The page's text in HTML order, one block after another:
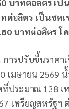
บาทต่อลิตร เป็
ต่อลิตร เป็นชด
บาทต่อลิตร
การปรับขึ้นราค
เมษายน 2569
ประมาณ 138 เ
เหรียญสหรัฐฯ